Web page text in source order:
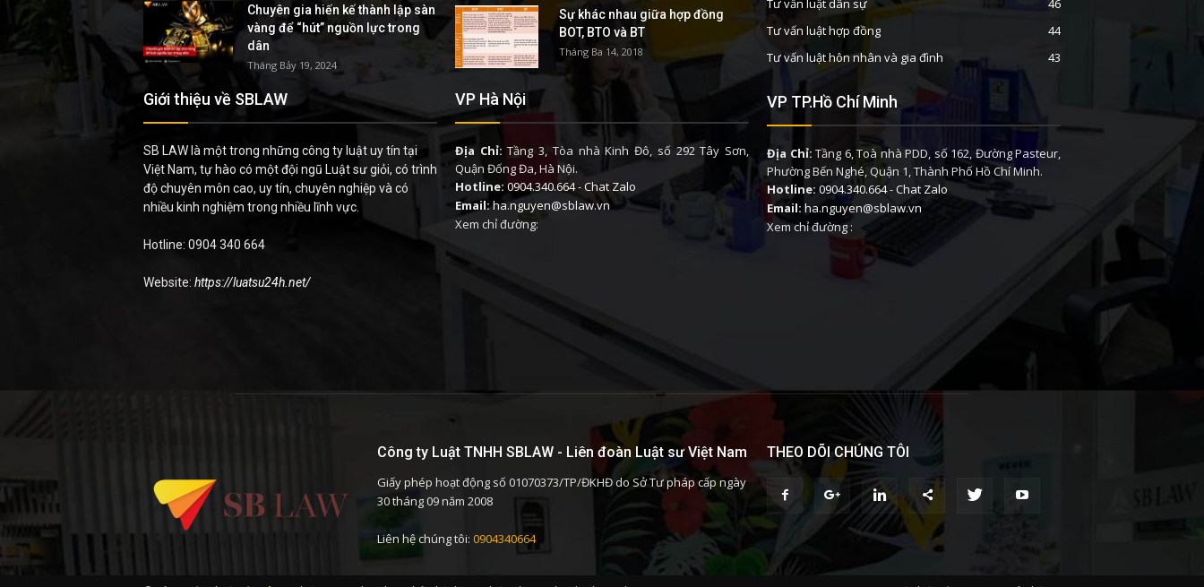
Chuyên gia hiến kế thành lập sàn
vàng để “hút” nguồn lực trong
dân
Tháng Bảy 19, 2024
Giới thiệu về SBLAW
SB LAW là một trong những công ty luật uy tín tại
Việt Nam, tự hào có một đội ngũ Luật sư giỏi, có trình
độ chuyên môn cao, uy tín, chuyên nghiệp và có
nhiều kinh nghiệm trong nhiều lĩnh vực.
Hotline: 0904 340 664
Website: https://luatsu24h.net/
Sự khác nhau giữa hợp đồng
BOT, BTO và BT
Tháng Ba 14, 2018
VP Hà Nội
Địa Chỉ: Tầng 3, Tòa nhà Kinh Đô, số 292 Tây Sơn,
Quận Đống Đa, Hà Nội.
Hotline: 0904.340.664-Chat Zalo
Email:ha.nguyen@sblaw.vn
Xem chỉ đường:
Tư vấn luật dân sự
46
Tư vấn luật hợp đồng
44
Tư vấn luật hôn nhân và gia đình
43
VP TP.Hồ Chí Minh
Địa Chỉ: Tầng 6, Toà nhà PDD, số 162, Đường Pasteur,
Phường Bến Nghé, Quận 1, Thành Phố Hồ Chí Minh.
Hotline: 0904.340.664-Chat Zalo
Email: ha.nguyen@sblaw.vn
Xem chỉ đường :
Công ty Luật TNHH SBLAW - Liên đoàn Luật sư Việt Nam
Giấy phép hoạt động số 01070373/TP/ĐKHĐ do Sở Tư pháp cấp ngày
30 tháng 09 năm 2008
Liên hệ chúng tôi: 0904340664
THEO DÕI CHÚNG TÔI